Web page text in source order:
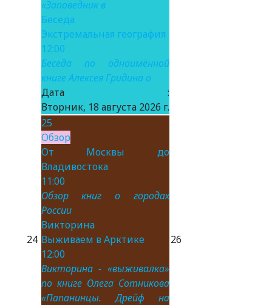
«Заповедник в
Беседа
Экстремальная география
12:00
Беседа по одноимённой
книге Алексея Гридина о
Дата :
Вторник, 18 августа 2026 г.
24
25
Обзор
От Москвы до
Владивостока
11:00
Обзор книг о городах
России
Викторина
Выживаем в Арктике
12:00
Викторина - «выживалка»
по книге Олега Сотникова
«Папанинцы. Дрейф на
26